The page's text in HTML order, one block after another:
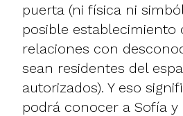
puerta (ni física ni
posible establecimiento
relaciones con
sean residentes del
autorizados). Y eso
podrá conocer a Sofía y